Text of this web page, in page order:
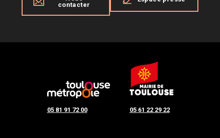
05 81 91 72 00 05 61 22 29 22
contacter